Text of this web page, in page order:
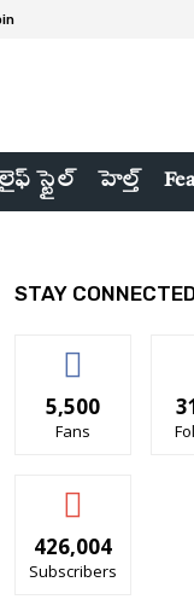
లైఫ్ స్టైల్ హెల్త్
STAY
5,500
Fans
426,004
Subscribers